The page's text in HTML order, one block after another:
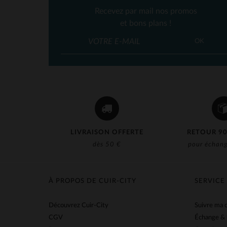
LIVRAISON OFFERTE
dès 50 €
RETOUR
pour
Recevez par mail nos promos
et bons plans !
OK
SERVICE
Suivre ma
Échange
À PROPOS DE CUIR-CITY
Découvrez Cuir-City
CGV